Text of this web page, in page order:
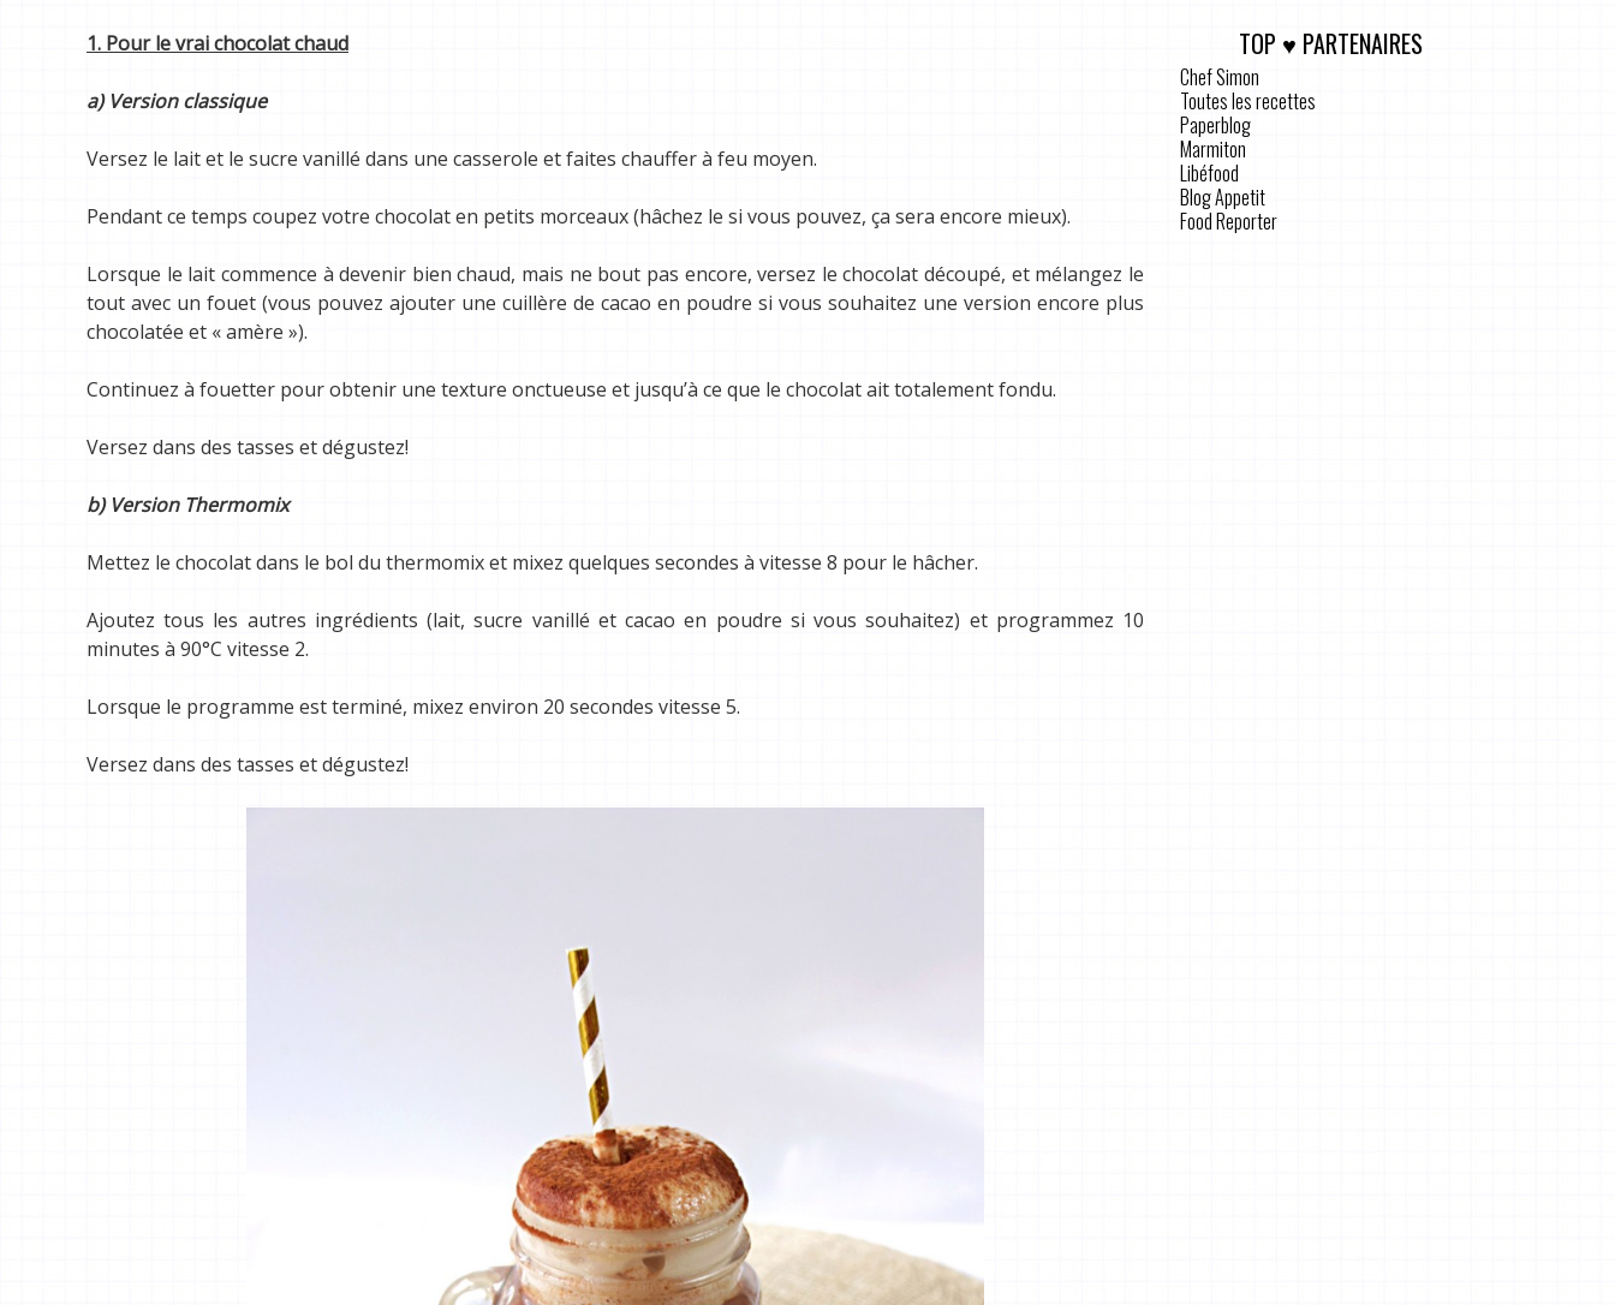
1. Pour le vrai chocolat chaud
a) Version classique
Versez le lait et le sucre vanillé dans une casserole et faites chauffer à feu moyen.
Pendant ce temps coupez votre chocolat en petits morceaux (hâchez le si vous pouvez, ça sera encore mieux).
Lorsque le lait commence à devenir bien chaud, mais ne bout pas encore, versez le chocolat découpé, et mélangez le
tout avec un fouet (vous pouvez ajouter une cuillère de cacao en poudre si vous souhaitez une version encore plus
chocolatée et « amère »).
Continuez à fouetter pour obtenir une texture onctueuse et jusqu’à ce que le chocolat ait totalement fondu.
Versez dans des tasses et dégustez!
b) Version Thermomix
Mettez le chocolat dans le bol du thermomix et mixez quelques secondes à vitesse 8 pour le hâcher.
Ajoutez tous les autres ingrédients (lait, sucre vanillé et cacao en poudre si vous souhaitez) et programmez 10
minutes à 90°C vitesse 2.
Lorsque le programme est terminé, mixez environ 20 secondes vitesse 5.
Versez dans des tasses et dégustez!
TOP ♥ PARTENAIRES
Chef Simon
Toutes les recettes
Paperblog
Marmiton
Libéfood
Blog Appetit
Food Reporter